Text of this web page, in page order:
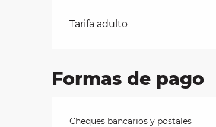
Tarifas 2026
Tarifa adulto
Formas de pago
Cheques bancarios y postales